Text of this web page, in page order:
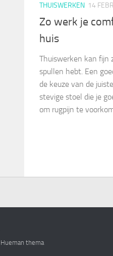
THUISWERKEN 14
Zo werk je
huis
Thuiswerken kan fijn
spullen hebt. Een
de keuze van de
stevige stoel die je
om rugpijn te
Hueman thema